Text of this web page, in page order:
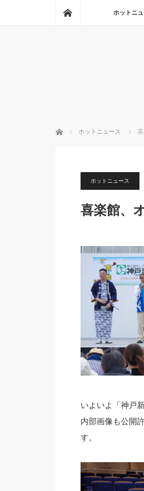
ホットニ
ホーム ホットニュース
ホットニュース
喜楽館、
いよいよ「神戸
内部画像も公開
す。